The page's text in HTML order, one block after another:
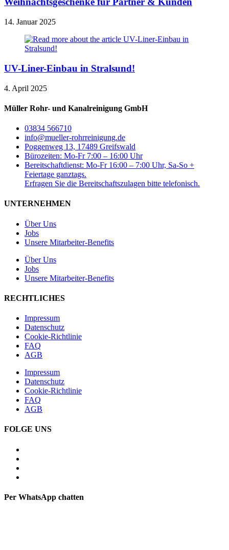
14. Januar 2025
UV-Liner-Einbau in Stralsund!
4. April 2025
Müller Rohr- und Kanalreinigung GmbH
03834 566710
info@mueller-rohrreinigung.de
Poggenweg 13, 17489 Greifswald
Bürozeiten: Mo-Fr 7:00 – 16:00 Uhr
Bereitschaftdienst: Mo-Fr 16:00 – 7:00 Uhr, Sa-So +
Feiertage ganztags.
Erfragen Sie die Bereitschaftszulagen bitte telefonisch.
UNTERNEHMEN
Über Uns
Jobs
Unsere Mitarbeiter-Benefits
Über Uns
Jobs
Unsere Mitarbeiter-Benefits
RECHTLICHES
Impressum
Datenschutz
Cookie-Richtlinie
FAQ
AGB
Impressum
Datenschutz
Cookie-Richtlinie
FAQ
AGB
FOLGE UNS
Per WhatsApp chatten